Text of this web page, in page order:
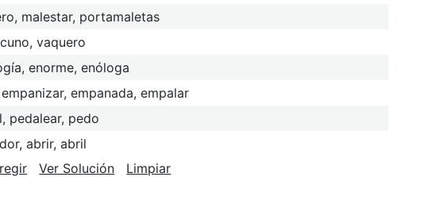
malestar, portamaletas
vaquero
enorme, enóloga
empanada, empalar
pedalear, pedo
abrir, abril
Ver Solución Limpiar